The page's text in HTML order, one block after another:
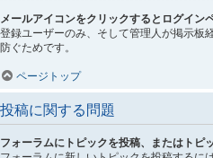
メールアイコンをクリックするとログイン
登録ユーザーのみ、そして管理人が掲示板
防ぐためです。
ページトップ
投稿に関する問題
フォーラムにトピックを投稿、またはトピ